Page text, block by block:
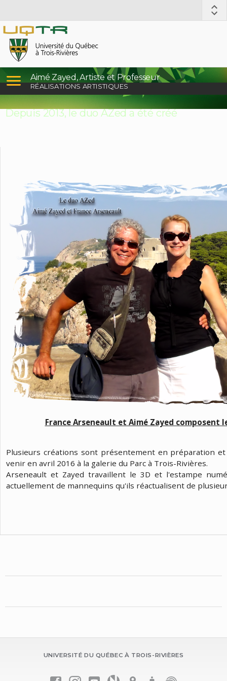
Aimé Zayed, Artiste et Professeur
RÉALISATIONS ARTISTIQUES
Depuis 2013, le duo AZed a été créé
France Arseneault et Aimé Zayed composent
Plusieurs créations sont présentement en préparation
venir en avril 2016 à la galerie du Parc à Trois-Rivières.
Arseneault et Zayed travaillent le 3D et l'estampe
actuellement de mannequins qu'ils réactualisent de
UNIVERSITÉ DU QUÉBEC À TROIS-RIVIÈRES